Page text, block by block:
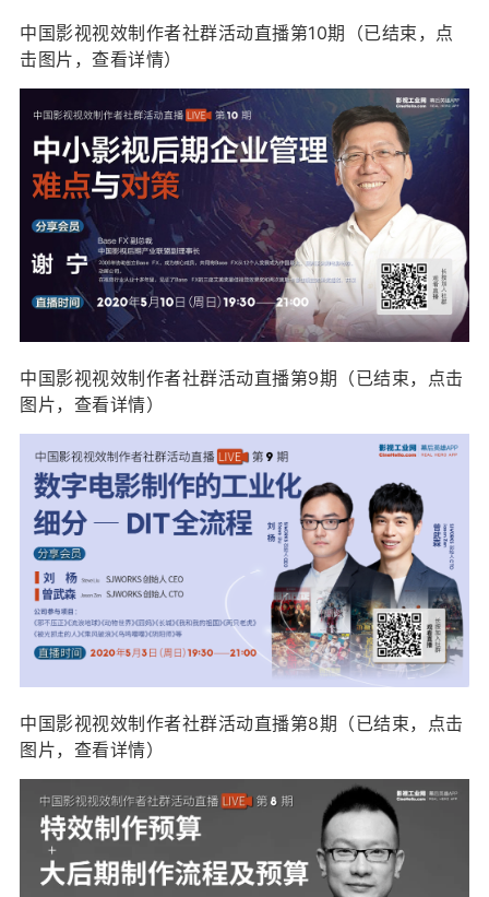
中国影视视效制作者社群活动直播第10期（已结束，点
击图片，查看详情）
中国影视视效制作者社群活动直播第9期（已结束，点击
图片，查看详情）
中国影视视效制作者社群活动直播第8期（已结束，点击
图片，查看详情）